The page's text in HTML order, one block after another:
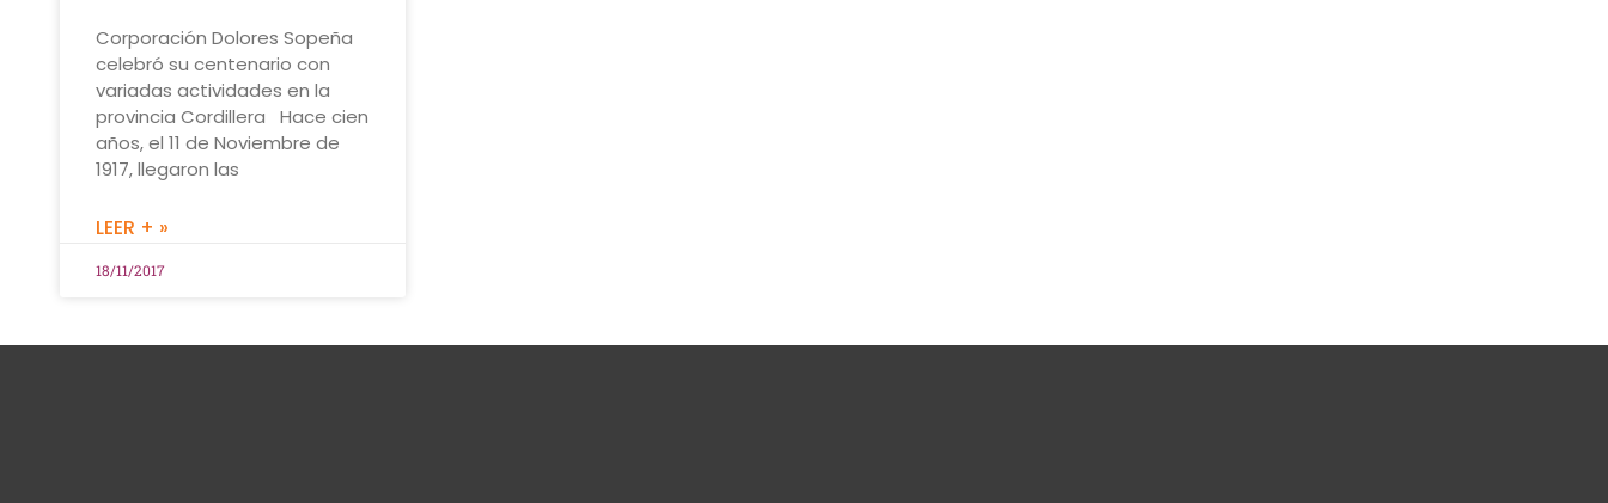
Corporación Dolores Sopeña
celebró su centenario con
variadas actividades en la
provincia Cordillera Hace cien
años, el 11 de Noviembre de
1917, llegaron las
LEER + »
18/11/2017